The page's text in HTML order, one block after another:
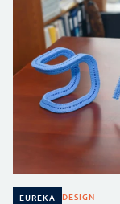
EUREKA DESIGN